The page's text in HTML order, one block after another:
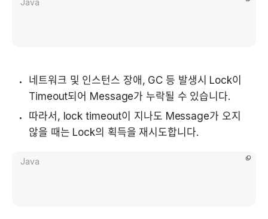
네트워크 및 인스턴스 장애, GC 등 발생시 Lock이
Timeout되어 Message가 누락될 수 있습니다.
따라서, lock timeout이 지나도 Message가 오지
않을 때는 Lock의 획득을 재시도합니다.
Java